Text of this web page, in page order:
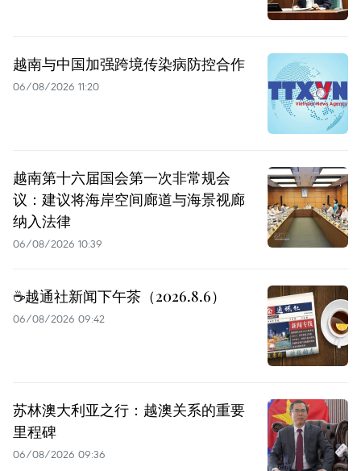
越南与中国加强跨境传染病防控合作
06/08/2026 11:20
越南第十六届国会第一次非常规会
议：建议将海岸空间廊道与海景视廊
纳入法律
06/08/2026 10:39
☕️越通社新闻下午茶（2026.8.6）
06/08/2026 09:42
苏林澳大利亚之行：越澳关系的重要
里程碑
06/08/2026 09:36